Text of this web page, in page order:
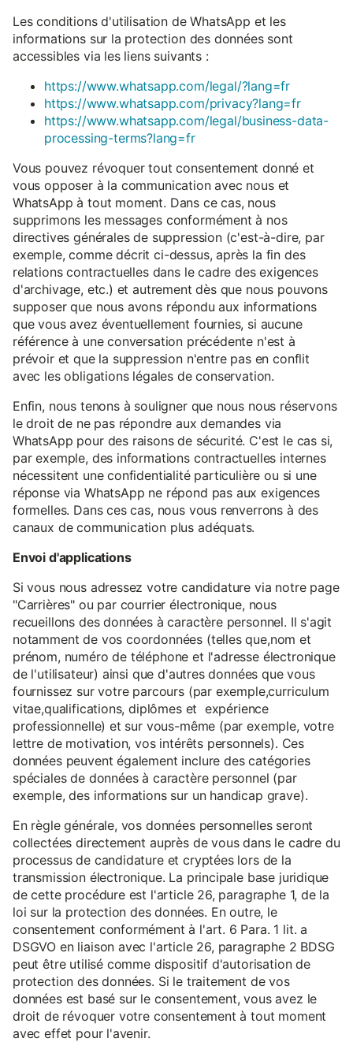
Les conditions d'utilisation de WhatsApp et les
informations sur la protection des données sont
accessibles via les liens suivants :
https://www.whatsapp.com/legal/?lang=fr
https://www.whatsapp.com/privacy?lang=fr
https://www.whatsapp.com/legal/business-data-
processing-terms?lang=fr
Vous pouvez révoquer tout consentement donné et
vous opposer à la communication avec nous et
WhatsApp à tout moment. Dans ce cas, nous
supprimons les messages conformément à nos
directives générales de suppression (c'est-à-dire, par
exemple, comme décrit ci-dessus, après la fin des
relations contractuelles dans le cadre des exigences
d'archivage, etc.) et autrement dès que nous pouvons
supposer que nous avons répondu aux informations
que vous avez éventuellement fournies, si aucune
référence à une conversation précédente n'est à
prévoir et que la suppression n'entre pas en conflit
avec les obligations légales de conservation.
Enfin, nous tenons à souligner que nous nous réservons
le droit de ne pas répondre aux demandes via
WhatsApp pour des raisons de sécurité. C'est le cas si,
par exemple, des informations contractuelles internes
nécessitent une confidentialité particulière ou si une
réponse via WhatsApp ne répond pas aux exigences
formelles. Dans ces cas, nous vous renverrons à des
canaux de communication plus adéquats.
Envoi d'applications
Si vous nous adressez votre candidature via notre page
"Carrières" ou par courrier électronique, nous
recueillons des données à caractère personnel. Il s'agit
notamment de vos coordonnées (telles que,nom et
prénom, numéro de téléphone et l'adresse électronique
de l'utilisateur) ainsi que d'autres données que vous
fournissez sur votre parcours (par exemple,curriculum
vitae,qualifications, diplômes et expérience
professionnelle) et sur vous-même (par exemple, votre
lettre de motivation, vos intérêts personnels). Ces
données peuvent également inclure des catégories
spéciales de données à caractère personnel (par
exemple, des informations sur un handicap grave).
En règle générale, vos données personnelles seront
collectées directement auprès de vous dans le cadre du
processus de candidature et cryptées lors de la
transmission électronique. La principale base juridique
de cette procédure est l'article 26, paragraphe 1, de la
loi sur la protection des données. En outre, le
consentement conformément à l'art. 6 Para. 1 lit. a
DSGVO en liaison avec l'article 26, paragraphe 2 BDSG
peut être utilisé comme dispositif d'autorisation de
protection des données. Si le traitement de vos
données est basé sur le consentement, vous avez le
droit de révoquer votre consentement à tout moment
avec effet pour l'avenir.